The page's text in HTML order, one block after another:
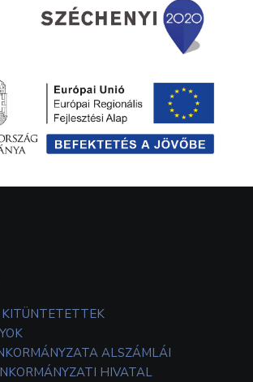
KITÜNTETETTEK
ALSZÁMLÁI
HIVATAL